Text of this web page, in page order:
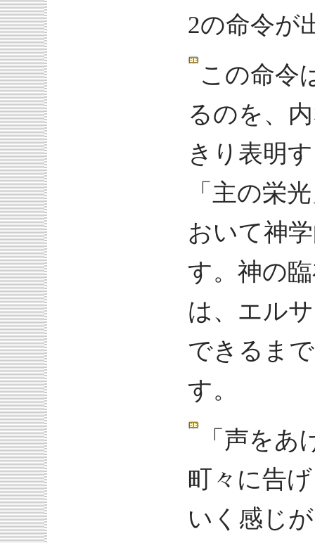
2の命令が
この命令
るのを、
きり表明
「主の栄
おいて神
す。神の
は、エル
できるま
す。
「声を
町々に告
いく感じ